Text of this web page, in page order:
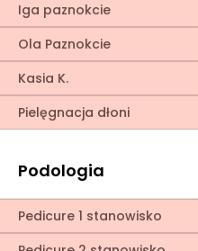
Iga paznokcie
Ola Paznokcie
Kasia K.
Pielęgnacja dłoni
Podologia
Pedicure 1 stanowisko